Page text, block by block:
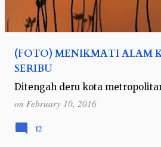
(FOTO) MENIKMATI ALAM
SERIBU
Ditengah deru kota
memiliki alam yang masih asri
Kabupaten Kepulauan Seribu
menawarkan alam yang
on February 10, 2016
12